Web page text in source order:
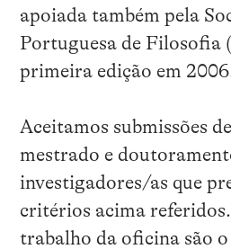
apoiada também pela
Portuguesa de Filosofia
primeira edição em
Aceitamos submissões
mestrado e
investigadores/as que
critérios acima
trabalho da oficina são